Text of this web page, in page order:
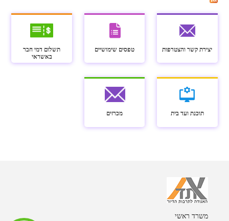
יצירת קשר והצטרפות טפסים שימושיים
תשלום דמי חבר
באשראי
תוכנת ועד בית מכרזים
משרד ראשי